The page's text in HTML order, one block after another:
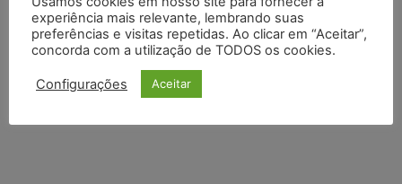
experiência mais relevante, lembrando suas
preferências e visitas repetidas. Ao clicar em “Aceitar”,
concorda com a utilização de TODOS os cookies.
Configurações Aceitar